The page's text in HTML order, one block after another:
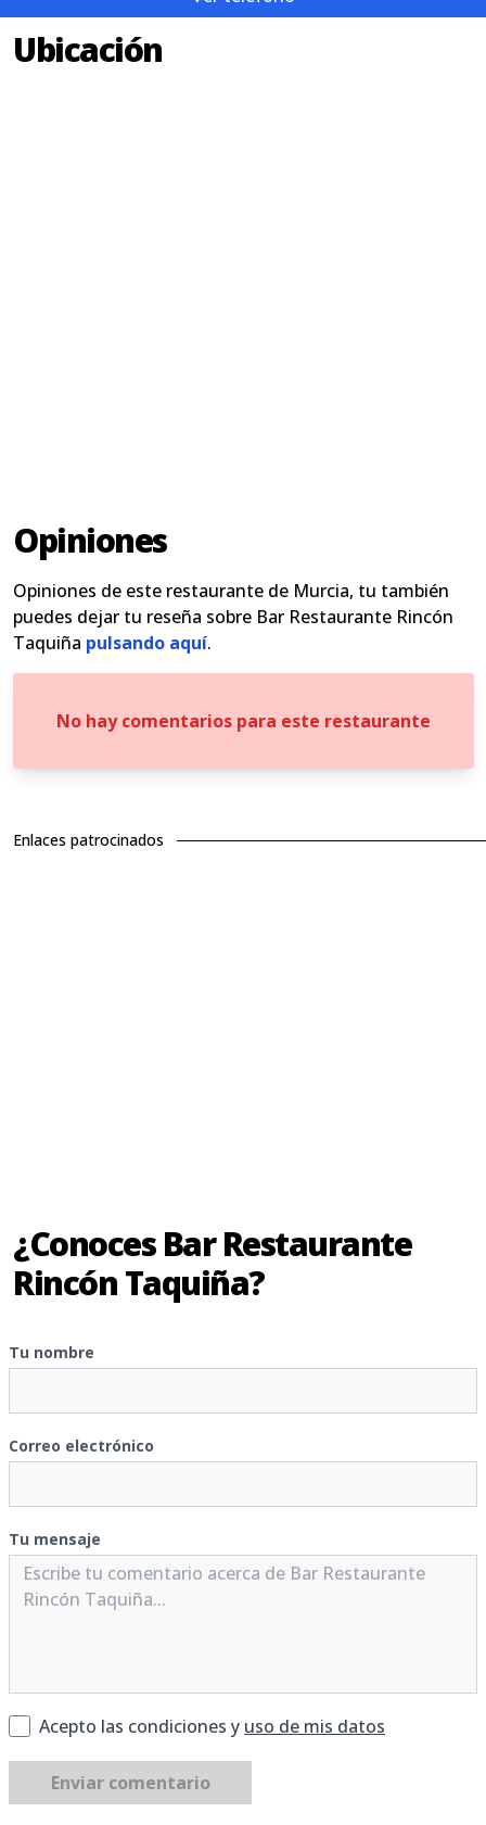
Ubicación
Opiniones
Opiniones de este restaurante de Murcia, tu también
puedes dejar tu reseña sobre Bar Restaurante Rincón
Taquiña pulsando aquí.
No hay comentarios para este restaurante
Enlaces patrocinados
¿Conoces Bar Restaurante
Rincón Taquiña?
Tu nombre
Correo electrónico
Tu mensaje
Acepto las condiciones y uso de mis datos
Enviar comentario